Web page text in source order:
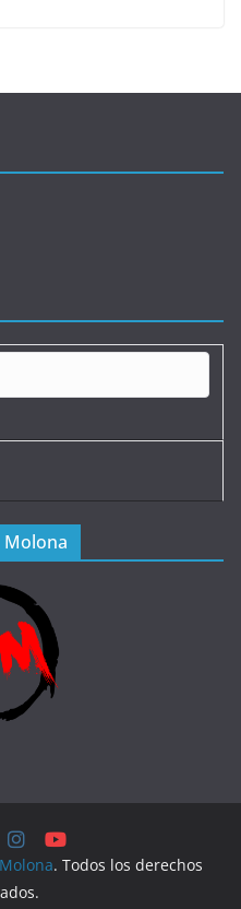
Molona
. Todos los derechos